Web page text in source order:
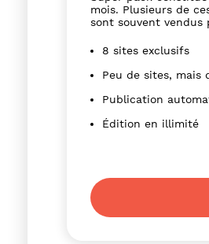
mois. Plusieurs de
sont souvent vendus
8 sites exclusifs
Peu de sites, mais
Publication
Édition en illimité